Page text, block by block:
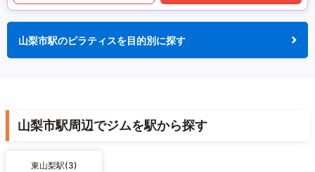
山梨市駅のピラティスを目的別に探す
山梨市駅周辺でジムを駅から探す
東山梨駅(3)